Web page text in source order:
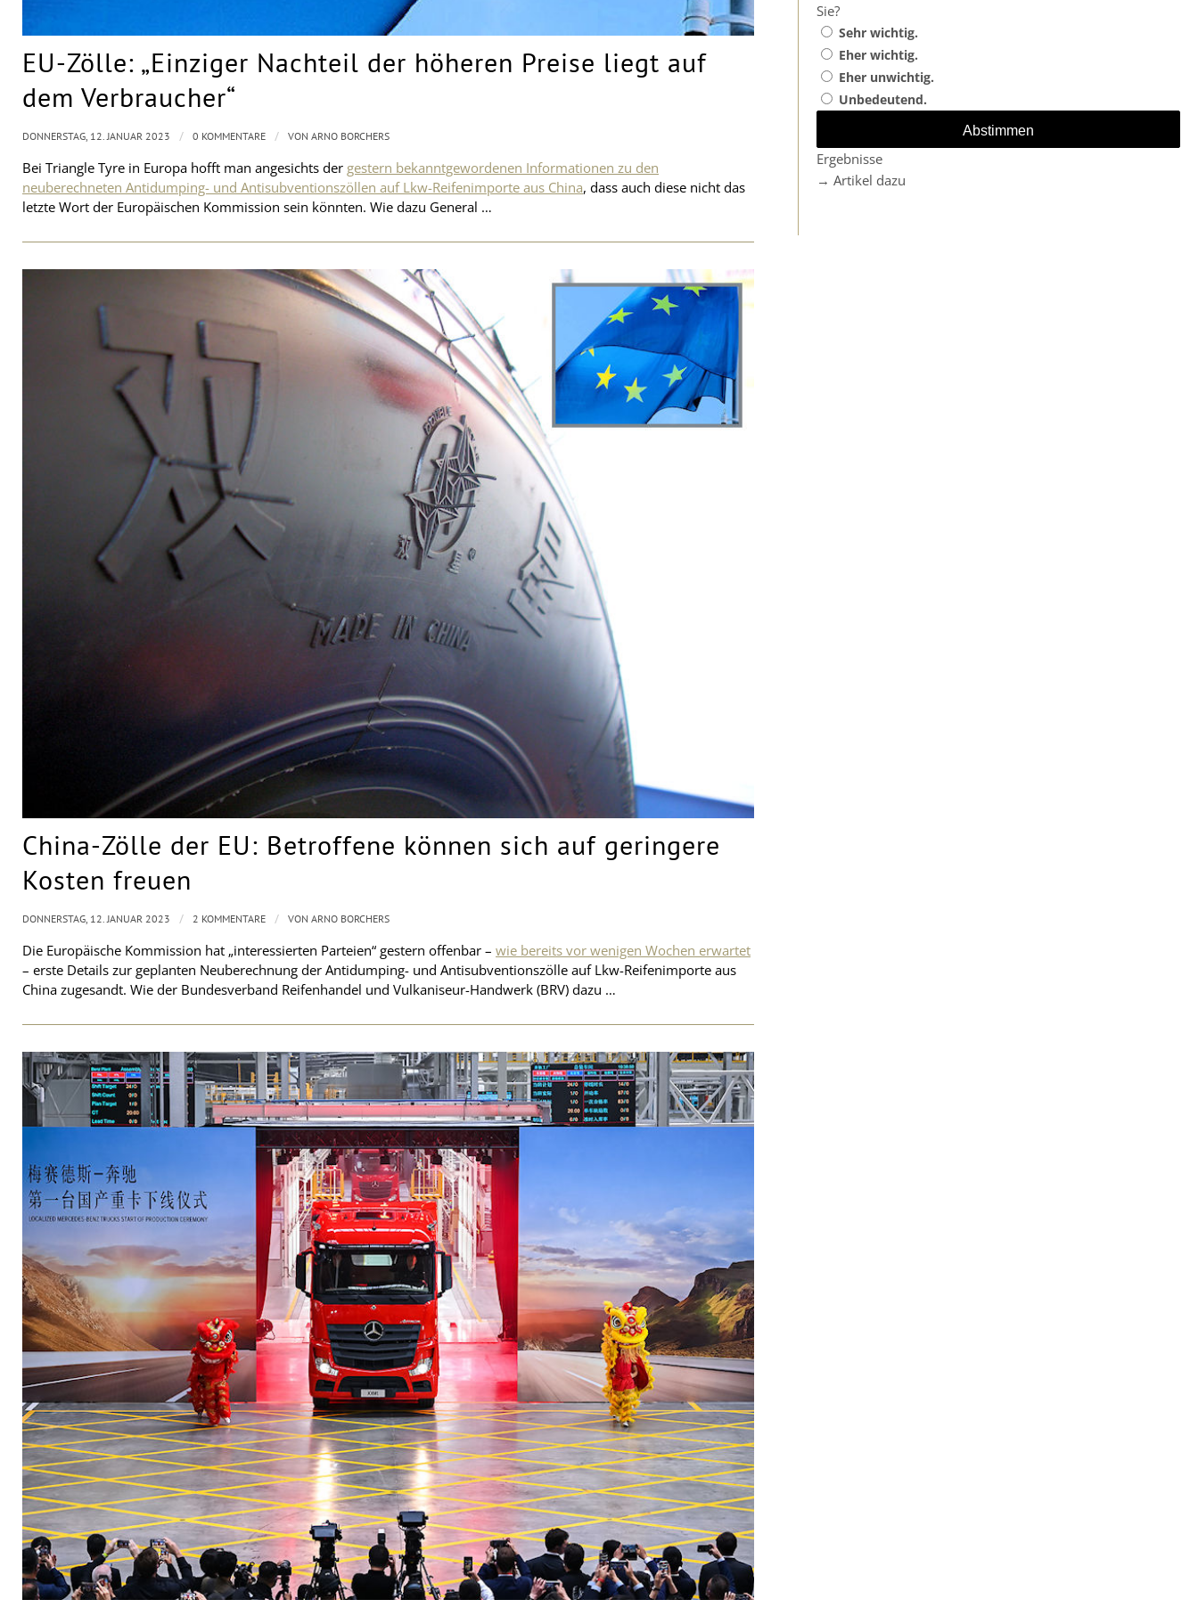
EU-Zölle: „Einziger Nachteil der höheren Preise liegt auf
dem Verbraucher“
Bei Triangle Tyre in Europa hofft man angesichts der gestern bekanntgewordenen Informationen zu den
neuberechneten Antidumping- und Antisubventionszöllen auf Lkw-Reifenimporte aus China, dass auch diese nicht das
letzte Wort der Europäischen Kommission sein könnten. Wie dazu General …
DONNERSTAG, 12. JANUAR 2023 / 0 KOMMENTARE / VON ARNO BORCHERS
China-Zölle der EU: Betroffene können sich auf geringere
Kosten freuen
Die Europäische Kommission hat „interessierten Parteien“ gestern offenbar – wie bereits vor wenigen Wochen erwartet
– erste Details zur geplanten Neuberechnung der Antidumping- und Antisubventionszölle auf Lkw-Reifenimporte aus
China zugesandt. Wie der Bundesverband Reifenhandel und Vulkaniseur-Handwerk (BRV) dazu …
DONNERSTAG, 12. JANUAR 2023 / 2 KOMMENTARE / VON ARNO BORCHERS
Sie?
Sehr wichtig.
Eher wichtig.
Eher unwichtig.
Unbedeutend.
Ergebnisse
→ Artikel dazu